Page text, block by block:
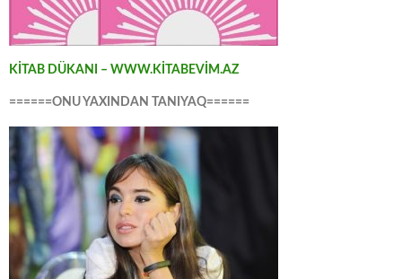
KİTAB DÜKANI – WWW.KİTABEVİM.AZ
======ONU YAXINDAN TANIYAQ======